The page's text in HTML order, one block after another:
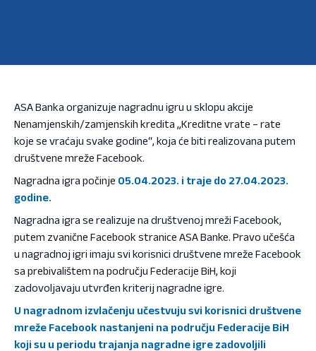
ASA Banka organizuje nagradnu igru u sklopu akcije
Nenamjenskih/zamjenskih kredita „Kreditne vrate – rate
koje se vraćaju svake godine“, koja će biti realizovana putem
društvene mreže Facebook.
Nagradna igra počinje 05.04.2023. i traje do 27.04.2023.
godine.
Nagradna igra se realizuje na društvenoj mreži Facebook,
putem zvanične Facebook stranice ASA Banke. Pravo učešća
u nagradnoj igri imaju svi korisnici društvene mreže Facebook
sa prebivalištem na području Federacije BiH, koji
zadovoljavaju utvrđen kriterij nagradne igre.
U nagradnom izvlačenju učestvuju svi korisnici društvene
mreže Facebook nastanjeni na području Federacije BiH
koji su u periodu trajanja nagradne igre zadovoljili